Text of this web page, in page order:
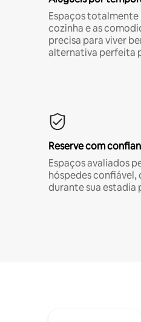
Espaços
cozinha e as
precisa para viver
alternativa perfeita
Reserve com
Espaços avaliados
hóspedes
durante sua estadia